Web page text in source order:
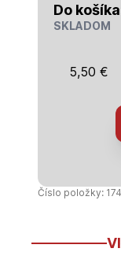
Do
SKLADOM
5,50 €
Číslo položky: